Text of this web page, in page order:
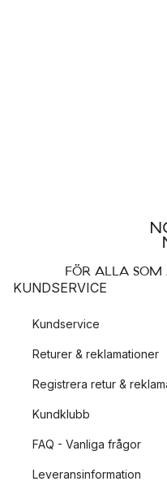
FÖR ALLA SOM
KUNDSERVICE
Kundservice
Returer & reklamationer
Registrera retur &
Kundklubb
FAQ - Vanliga frågor
Leveransinformation